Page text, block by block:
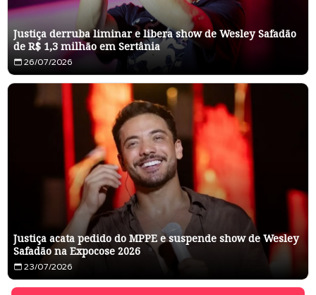
Justiça derruba liminar e libera show de Wesley Safadão
de R$ 1,3 milhão em Sertânia
26/07/2026
Justiça acata pedido do MPPE e suspende show de Wesley
Safadão na Expocose 2026
23/07/2026